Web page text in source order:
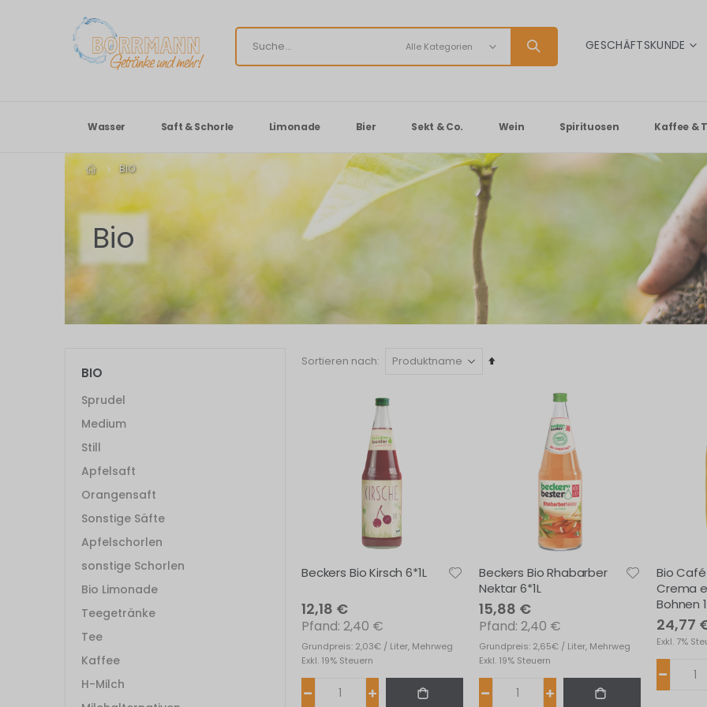
SPRACHE
GESCHÄFTSKUNDE
Wasser Saft & Schorle Limonade Bier Sekt & Co. Wein Spirituosen Kaffee &
BIO
Bio
Sortieren nach
In
Reihenfolge
Beckers Bio Kirsch 6*1L
12,18 €
Grundpreis: 2,03€ / Liter, Mehrweg
2,40 €
Exkl. 19% Steuern
Beckers Bio Rhabarber
Nektar 6*1L
15,88 €
Grundpreis: 2,65€ / Liter, Mehrweg
2,40 €
Exkl. 19% Steuern
Bio
Crema
Bohnen
24,77
Exkl. 7%
BIO
Sprudel
Medium
Still
Apfelsaft
Orangensaft
Sonstige Säfte
Apfelschorlen
sonstige Schorlen
Bio Limonade
Teegetränke
Tee
Kaffee
H-Milch